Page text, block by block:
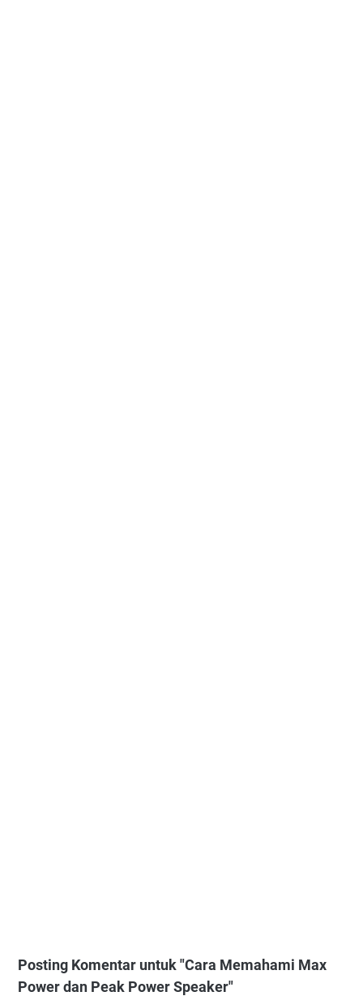
Posting Komentar untuk "Cara Memahami Max
Power dan Peak Power Speaker"